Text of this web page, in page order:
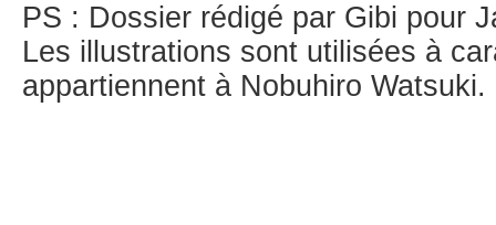
PS : Dossier rédigé par Gibi pour
Les illustrations sont utilisées à
appartiennent à Nobuhiro Watsuki.